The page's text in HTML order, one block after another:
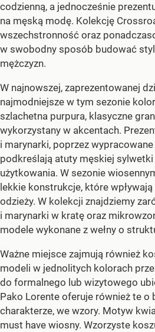
codzienną, a jednocześnie
na męską modę. Kolekcję
wszechstronność oraz
w swobodny sposób budować
mężczyzn.
W najnowszej, zaprezentowanej
najmodniejsze w tym sezonie
szlachetna purpura, klasyczne
wykorzystany w akcentach.
i marynarki, poprzez
podkreślają atuty męskiej
użytkowania. W sezonie
lekkie konstrukcje, które
odzieży. W kolekcji znajdziemy
i marynarki w kratę oraz
modele wykonane z wełny o
Ważne miejsce zajmują również
modeli w jednolitych kolorach
do formalnego lub wizytowego
Pako Lorente oferuje również te o
charakterze, we wzory. Motyw
must have wiosny. Wzorzyste